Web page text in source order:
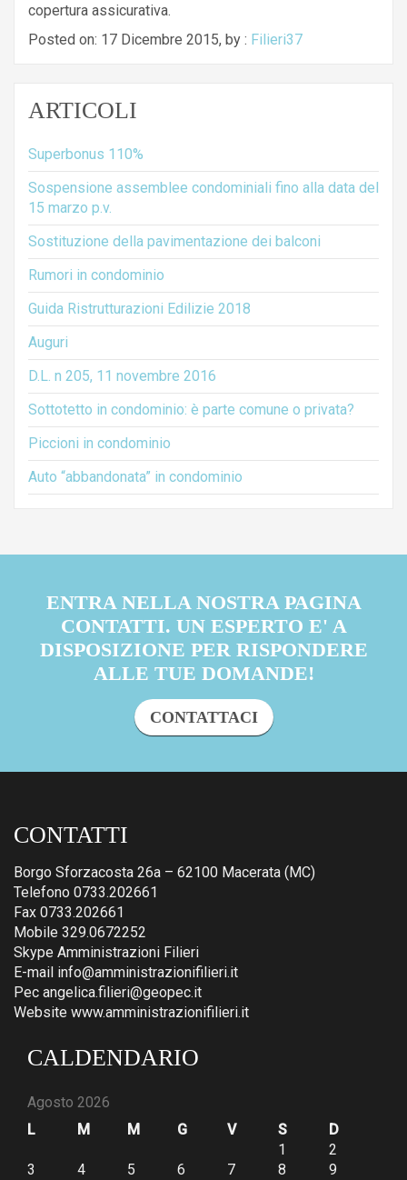
copertura assicurativa.
Posted on: 17 Dicembre 2015, by : Filieri37
ARTICOLI
Superbonus 110%
Sospensione assemblee condominiali fino alla data del
15 marzo p.v.
Sostituzione della pavimentazione dei balconi
Rumori in condominio
Guida Ristrutturazioni Edilizie 2018
Auguri
D.L. n 205, 11 novembre 2016
Sottotetto in condominio: è parte comune o privata?
Piccioni in condominio
Auto “abbandonata” in condominio
ENTRA NELLA NOSTRA PAGINA
CONTATTI. UN ESPERTO E' A
DISPOSIZIONE PER RISPONDERE
ALLE TUE DOMANDE!
CONTATTACI
CONTATTI
Borgo Sforzacosta 26a – 62100 Macerata (MC)
Telefono 0733.202661
Fax 0733.202661
Mobile 329.0672252
Skype Amministrazioni Filieri
E-mail info@amministrazionifilieri.it
Pec angelica.filieri@geopec.it
Website www.amministrazionifilieri.it
CALDENDARIO
Agosto 2026
L
M M G V S
D
1
2
3
4 5 6 7 8 9